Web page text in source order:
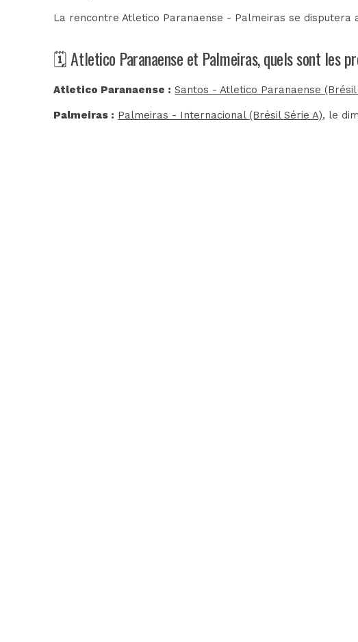
La rencontre Atletico Paranaense - Palmeiras se disputera
🗓️ Atletico Paranaense et Palmeiras, quels sont les
Atletico Paranaense : Santos - Atletico Paranaense (Brésil
Palmeiras : Palmeiras - Internacional (Brésil Série A), le